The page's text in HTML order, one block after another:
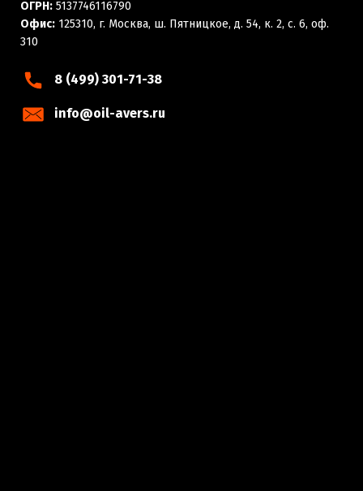
ОГРН: 5137746116790
Офис: 125310, г. Москва, ш. Пятницкое, д. 54, к. 2, с. 6, оф.
310
8 (499) 301-71-38
info@oil-avers.ru